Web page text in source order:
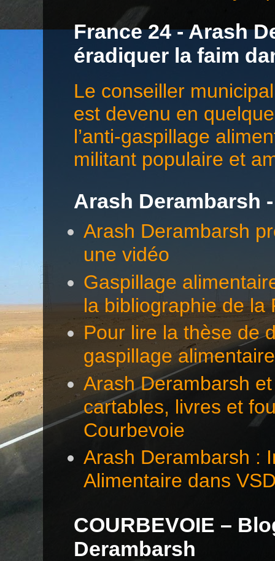
France 24 - Arash
éradiquer la faim
Le conseiller
est devenu en
l’anti-gaspillage
militant populaire et
Arash Derambarsh
Arash Derambarsh
une vidéo
Gaspillage
la bibliographie de la
Pour lire la thèse de
gaspillage alimentaire
Arash Derambarsh
cartables, livres et
Courbevoie
Arash Derambarsh :
Alimentaire dans
COURBEVOIE –
Derambarsh